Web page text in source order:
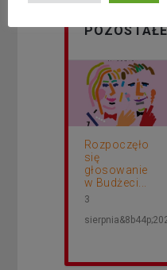
Rozpoczęło
się
głosowanie
w Budżeci...
3